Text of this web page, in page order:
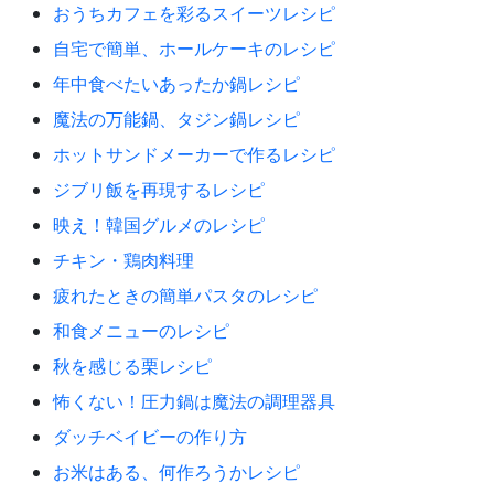
おうちカフェを彩るスイーツレシピ
自宅で簡単、ホールケーキのレシピ
年中食べたいあったか鍋レシピ
魔法の万能鍋、タジン鍋レシピ
ホットサンドメーカーで作るレシピ
ジブリ飯を再現するレシピ
映え！韓国グルメのレシピ
チキン・鶏肉料理
疲れたときの簡単パスタのレシピ
和食メニューのレシピ
秋を感じる栗レシピ
怖くない！圧力鍋は魔法の調理器具
ダッチベイビーの作り方
お米はある、何作ろうかレシピ